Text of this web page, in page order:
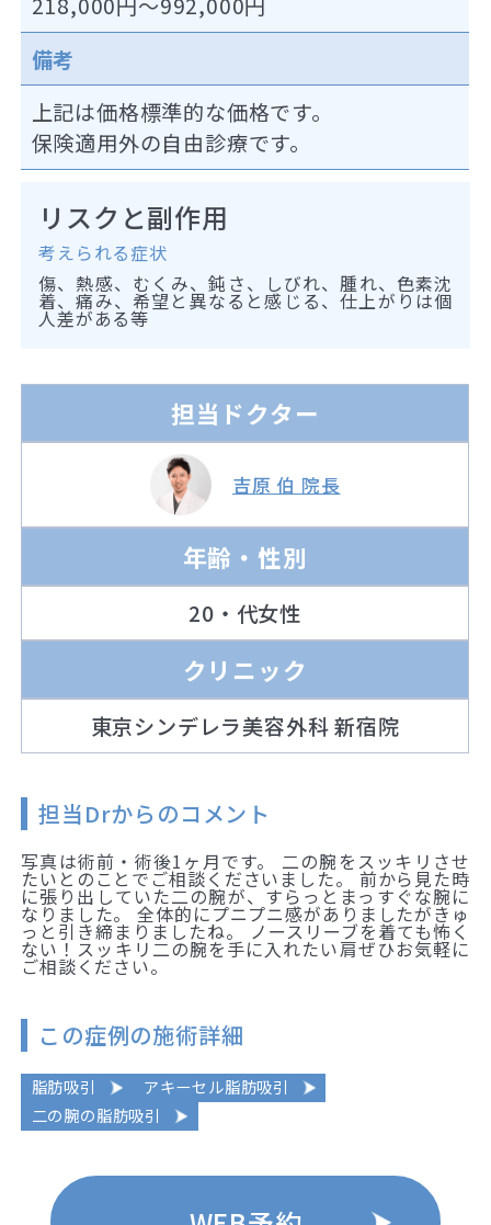
備考
上記は価格標準的な価格です。
保険適用外の自由診療です。
リスクと副作用
考えられる症状
傷、熱感、むくみ、鈍さ、しびれ、腫れ、色素沈
着、痛み、希望と異なると感じる、仕上がりは個
人差がある等
担当ドクター
吉原 伯 院長
年齢・性別
20・代女性
クリニック
東京シンデレラ美容外科 新宿院
担当Drからのコメント
写真は術前・術後1ヶ月です。 二の腕をスッキリさせ
たいとのことでご相談くださいました。 前から見た時
に張り出していた二の腕が、すらっとまっすぐな腕に
なりました。 全体的にプニプニ感がありましたがきゅ
っと引き締まりましたね。 ノースリーブを着ても怖く
ない！スッキリ二の腕を手に入れたい肩ぜひお気軽に
ご相談ください。
この症例の施術詳細
脂肪吸引
アキーセル脂肪吸引
二の腕の脂肪吸引